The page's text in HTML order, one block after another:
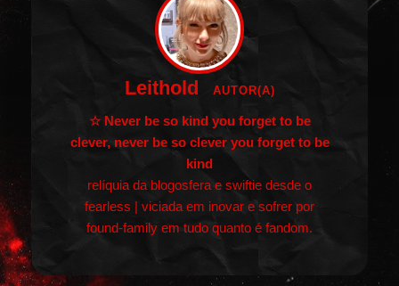
Leithold AUTOR(A)
☆ Never be so kind you forget to be
clever, never be so clever you forget to be
kind
relíquia da blogosfera e swiftie desde o
fearless | viciada em inovar e sofrer por
found-family em tudo quanto é fandom.